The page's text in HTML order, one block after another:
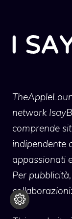
network
comprende
indipendente
appassionati
Per
collaborazioni: